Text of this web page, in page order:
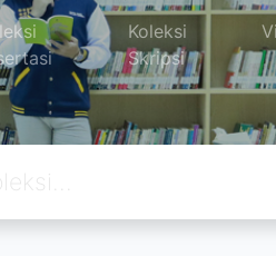
Koleksi
Skripsi